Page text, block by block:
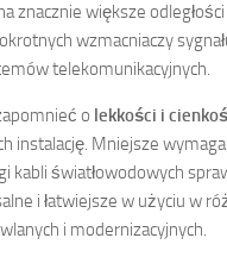
znacznie większe
wzmacniaczy
telekomunikacyjnych.
o lekkości i
instalację. Mniejsze
kabli światłowodowych
i łatwiejsze w użyciu w
i modernizacyjnych.